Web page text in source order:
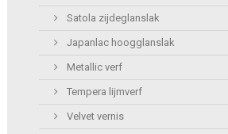
Satola zijdeglanslak
Japanlac hoogglanslak
Metallic verf
Tempera lijmverf
Velvet vernis